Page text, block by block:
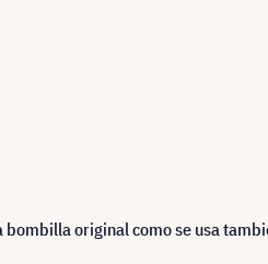
original como se usa